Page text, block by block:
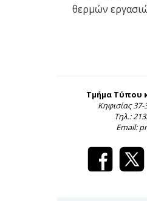
θερμών
Τμήμα Τύπου
Κηφισίας
Τηλ.:
Email: